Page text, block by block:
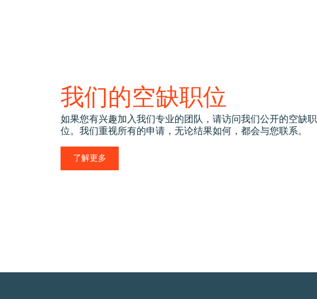
我们的空缺职位
如果您有兴趣加入我们专业的团队，请访问我们公开的空缺职
位。我们重视所有的申请，无论结果如何，都会与您联系。
了解更多